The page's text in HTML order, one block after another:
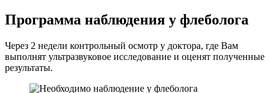
Программа наблюдения у флеболога
Через 2 недели контрольный осмотр у доктора, где Вам
выполнят ультразвуковое исследование и оценят полученные
результаты.